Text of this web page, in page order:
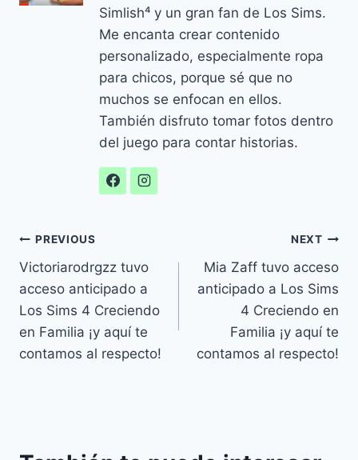
Simlish⁴ y un gran fan de Los Sims.
Me encanta crear contenido
personalizado, especialmente ropa
para chicos, porque sé que no
muchos se enfocan en ellos.
También disfruto tomar fotos dentro
del juego para contar historias.
Navegación
de
entradas
PREVIOUS
Victoriarodrgzz tuvo
acceso anticipado a
Los Sims 4 Creciendo
en Familia ¡y aquí te
contamos al respecto!
NEXT
Mia Zaff tuvo acceso
anticipado a Los Sims
4 Creciendo en
Familia ¡y aquí te
contamos al respecto!